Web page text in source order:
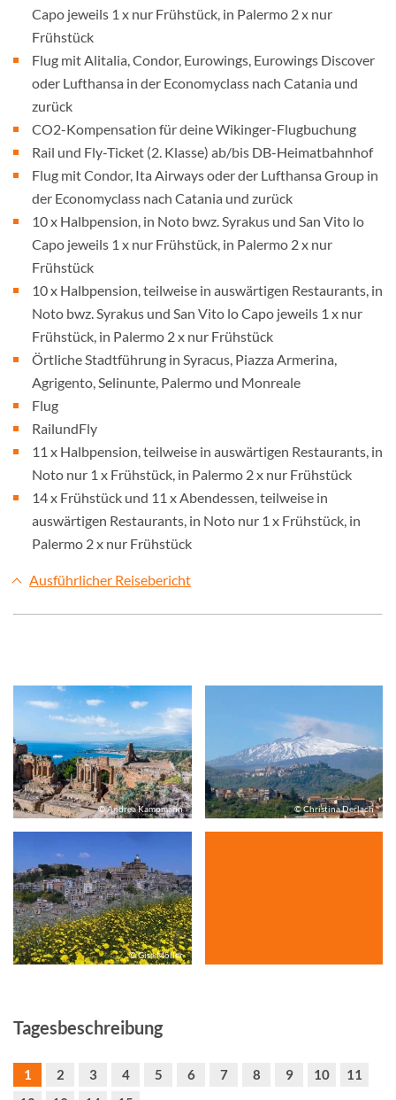
Capo jeweils 1 x nur Frühstück, in Palermo 2 x nur
Frühstück
Flug mit Alitalia, Condor, Eurowings, Eurowings Discover
oder Lufthansa in der Economyclass nach Catania und
zurück
CO2-Kompensation für deine Wikinger-Flugbuchung
Rail und Fly-Ticket (2. Klasse) ab/bis DB-Heimatbahnhof
Flug mit Condor, Ita Airways oder der Lufthansa Group in
der Economyclass nach Catania und zurück
10 x Halbpension, in Noto bwz. Syrakus und San Vito lo
Capo jeweils 1 x nur Frühstück, in Palermo 2 x nur
Frühstück
10 x Halbpension, teilweise in auswärtigen Restaurants, in
Noto bwz. Syrakus und San Vito lo Capo jeweils 1 x nur
Frühstück, in Palermo 2 x nur Frühstück
Örtliche Stadtführung in Syracus, Piazza Armerina,
Agrigento, Selinunte, Palermo und Monreale
Flug
RailundFly
11 x Halbpension, teilweise in auswärtigen Restaurants, in
Noto nur 1 x Frühstück, in Palermo 2 x nur Frühstück
14 x Frühstück und 11 x Abendessen, teilweise in
auswärtigen Restaurants, in Noto nur 1 x Frühstück, in
Palermo 2 x nur Frühstück
Ausführlicher Reisebericht
© Andrea Kampmann © Christina Derlach
© Gisa Möller
Tagesbeschreibung
1 2 3 4 5 6 7 8 9 10
11